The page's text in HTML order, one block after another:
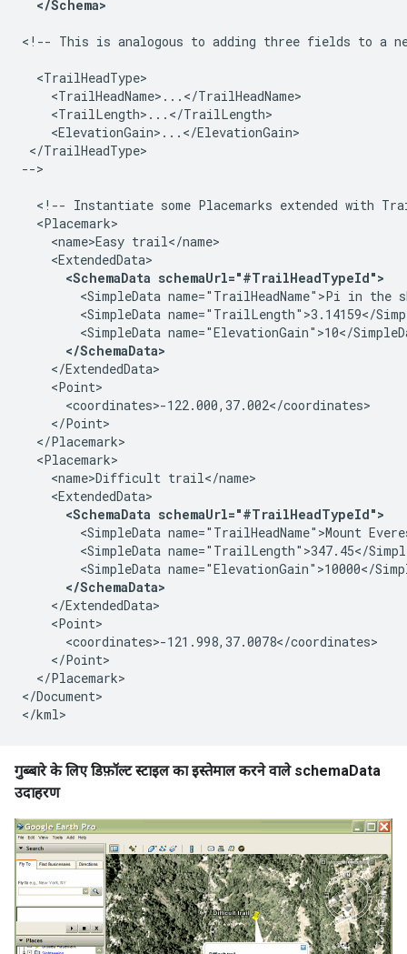
</Schema>
<!-- This is analogous to adding three fields to a
  <TrailHeadType>
    <TrailHeadName>...</TrailHeadName>
    <TrailLength>...</TrailLength>
    <ElevationGain>...</ElevationGain>
</TrailHeadType>
-->
<!-- Instantiate some Placemarks extended with
  <Placemark>
    <name>Easy trail</name>
    <ExtendedData>
<SchemaData schemaUrl="#TrailHeadTypeId">
<SimpleData name="TrailHeadName">Pi
<SimpleData
<SimpleData name="ElevationGain">10</
</SchemaData>
    </ExtendedData>
    <Point>
      <coordinates>-122.000,37.002</coordinates>
    </Point>
  </Placemark>
  <Placemark>
    <name>Difficult trail</name>
    <ExtendedData>
<SchemaData schemaUrl="#TrailHeadTypeId">
<SimpleData
<SimpleData
<SimpleData
</SchemaData>
    </ExtendedData>
    <Point>
<coordinates>-121.998,37.0078</
    </Point>
  </Placemark>
</Document>
</kml>
गुब्बारे के लिए डिफ़ॉल्ट स्टाइल का इस्तेमाल करने वाले schemaData
उदाहरण